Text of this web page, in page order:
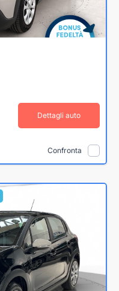
Dettagli auto
Confronta